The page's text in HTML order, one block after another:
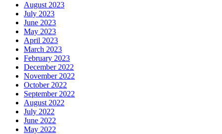
August 2023
July 2023
June 2023
May 2023
April 2023
March 2023
February 2023
December 2022
November 2022
October 2022
September 2022
August 2022
July 2022
June 2022
May 2022